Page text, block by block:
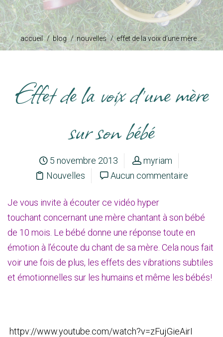
accueil blog nouvelles effet de la voix d’une mère ...
Effet de la voix d’une mère
sur son bébé
5 novembre 2013
myriam
Nouvelles
Aucun commentaire
Je vous invite à écouter ce vidéo hyper
touchant concernant une mère chantant à son bébé
de 10 mois. Le bébé donne une réponse toute en
émotion à l’écoute du chant de sa mère. Cela nous fait
voir une fois de plus, les effets des vibrations subtiles
et émotionnelles sur les humains et même les bébés!
httpv://www.youtube.com/watch?v=zFujGieAirI